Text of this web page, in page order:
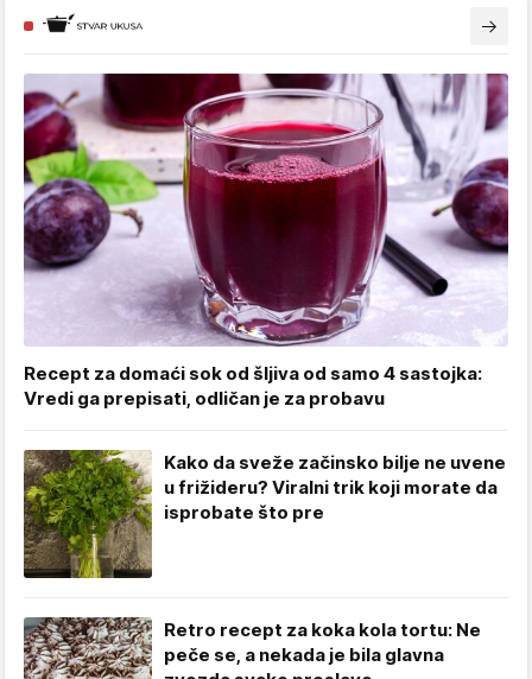
Recept za domaći sok od šljiva od samo 4 sastojka:
Vredi ga prepisati, odličan je za probavu
Kako da sveže začinsko bilje ne uvene
u frižideru? Viralni trik koji morate da
isprobate što pre
Retro recept za koka kola tortu: Ne
peče se, a nekada je bila glavna